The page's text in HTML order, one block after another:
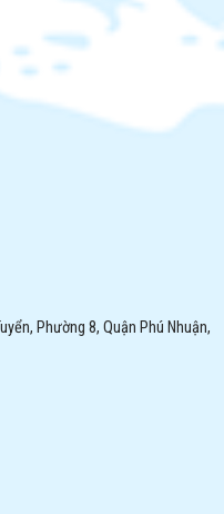
Phường 8, Quận Phú Nhuận,